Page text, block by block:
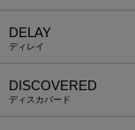
DELAY
ディレイ
DISCOVERED
ディスカバード